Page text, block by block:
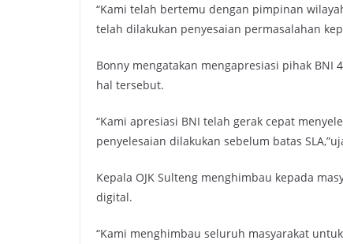
“Kami telah bertemu dengan pimpinan
telah dilakukan penyesaian permasalahan
Bonny mengatakan mengapresiasi pihak BNI
hal tersebut.
“Kami apresiasi BNI telah gerak cepat
penyelesaian dilakukan sebelum batas
Kepala OJK Sulteng menghimbau kepada
digital.
“Kami menghimbau seluruh masyarakat